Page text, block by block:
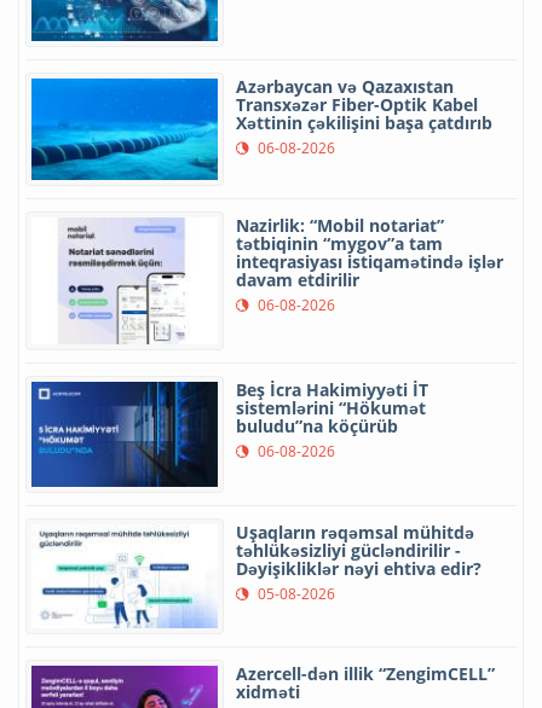
Azərbaycan və Qazaxıstan
Transxəzər Fiber-Optik Kabel
Xəttinin çəkilişini başa çatdırıb
06-08-2026
Nazirlik: “Mobil notariat”
tətbiqinin “mygov”a tam
inteqrasiyası istiqamətində işlər
davam etdirilir
06-08-2026
Beş İcra Hakimiyyəti İT
sistemlərini “Hökumət
buludu”na köçürüb
06-08-2026
Uşaqların rəqəmsal mühitdə
təhlükəsizliyi gücləndirilir -
Dəyişikliklər nəyi ehtiva edir?
05-08-2026
Azercell-dən illik “ZengimCELL”
xidməti